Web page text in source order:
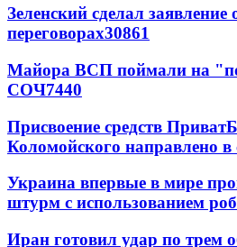
Зеленский сделал
переговорах30861
Майора ВСП поймали на
СОЧ7440
Присвоение средств
Коломойского направлено в
Украина впервые в мире
штурм с использованием
Иран готовил удар по трем